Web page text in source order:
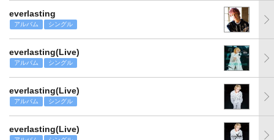
everlasting
アルバム シングル
everlasting(Live)
アルバム シングル
everlasting(Live)
アルバム シングル
everlasting(Live)